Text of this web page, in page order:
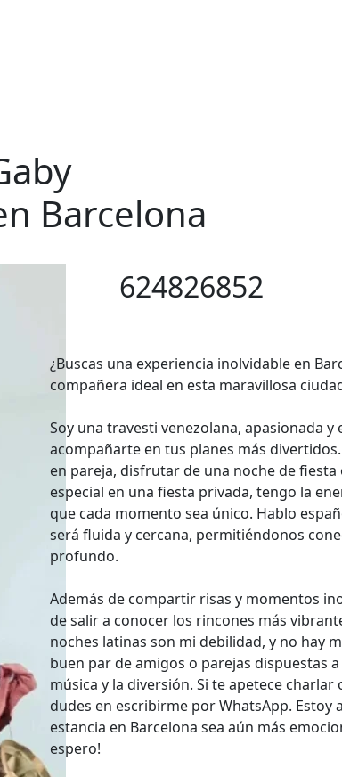
Barcelona
624826852
¿Buscas una experiencia inolvidable en
compañera ideal en esta maravillosa
Soy una travesti venezolana, apasionada
acompañarte en tus planes más
en pareja, disfrutar de una noche de
especial en una fiesta privada, tengo la
que cada momento sea único. Hablo
será fluida y cercana, permitiéndonos
profundo.
Además de compartir risas y momentos
de salir a conocer los rincones más
noches latinas son mi debilidad, y no hay
buen par de amigos o parejas dispuestas
música y la diversión. Si te apetece
dudes en escribirme por WhatsApp. Estoy
estancia en Barcelona sea aún más
espero!